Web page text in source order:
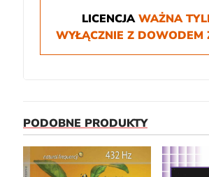
LICENCJA WAŻNA
WYŁĄCZNIE Z DOWODEM
PODOBNE PRODUKTY